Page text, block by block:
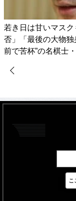
若き日は甘いマス
否」「最後の大物
前で苦杯”の名棋士
こ